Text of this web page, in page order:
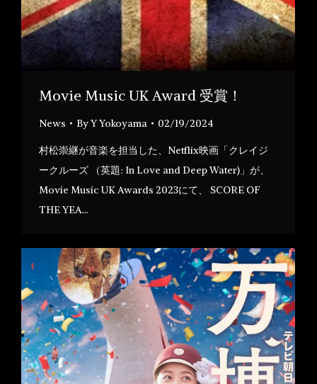
Movie Music UK Award 受賞！
News ByY Yokoyama 02/19/2024
村松崇継が音楽を担当した、Netflix映画「クレイジ
ークルーズ （英題: In Love and Deep Water)」が、
Movie Music UK Awards 2023にて、 SCORE OF
THE YEA…